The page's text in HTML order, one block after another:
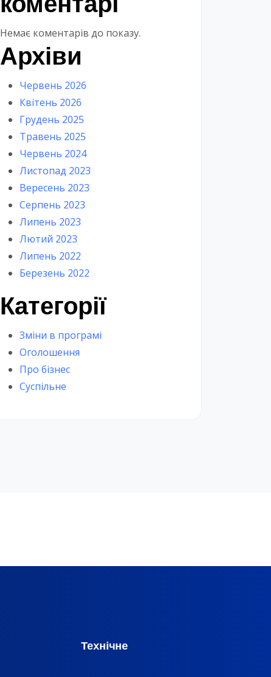
Немає коментарів до показу.
Архіви
Червень 2026
Квітень 2026
Грудень 2025
Травень 2025
Червень 2024
Листопад 2023
Вересень 2023
Серпень 2023
Липень 2023
Лютий 2023
Липень 2022
Березень 2022
Категорії
Зміни в програмі
Оголошення
Про бізнес
Суспільне
Технічне